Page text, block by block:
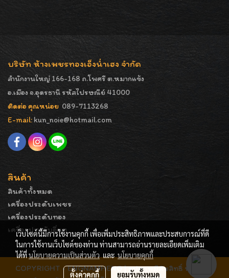
บริษัท ห้างเพชรทองเอ็งน่ำเฮง จำกัด
สำนักงานใหญ่ 166-168 ถ.โพศรี ต.หมากแข้ง
อ.เมือง จ.อุดรธานี รหัสไปรษณีย์ 41000
ติดต่อ คุณหน่อย 089-7113268
E-mail: kun_noie@hotmail.com
สินค้า
สินค้าทั้งหมด
เครื่องประดับเพชร
เครื่องประดับทอง
เครื่องประดับอื่นๆ
COPYRIGHT - ENGNAMHENG | รูปภาพมีลิขสิทธิ์ ห้ามมิให้
เว็บไซต์นี้มีการใช้งานคุกกี้ เพื่อเพิ่มประสิทธิภาพและประสบการณ์ที่ดี
ในการใช้งานเว็บไซต์ของท่าน ท่านสามารถอ่านรายละเอียดเพิ่มเติม
ได้ที่นโยบายความเป็นส่วนตัวและนโยบายคุกกี้
ตั้งค่าคุกกี้ ยอมรับทั้งหมด